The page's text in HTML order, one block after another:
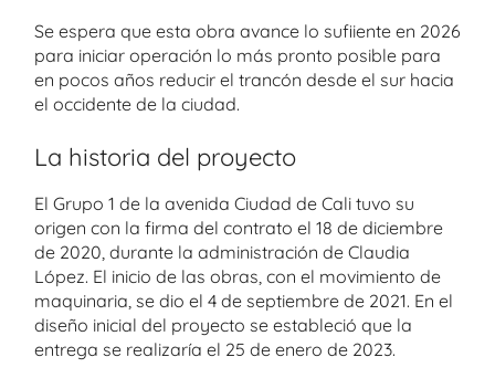
Se espera que esta obra avance lo sufiiente en 2026
para iniciar operación lo más pronto posible para
en pocos años reducir el trancón desde el sur hacia
el occidente de la ciudad.
La historia del proyecto
El Grupo 1 de la avenida Ciudad de Cali tuvo su
origen con la firma del contrato el 18 de diciembre
de 2020, durante la administración de Claudia
López. El inicio de las obras, con el movimiento de
maquinaria, se dio el 4 de septiembre de 2021. En el
diseño inicial del proyecto se estableció que la
entrega se realizaría el 25 de enero de 2023.